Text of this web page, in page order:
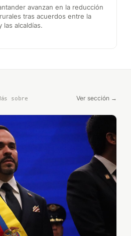
avanzan en la reducción
tras acuerdos entre la
las alcaldías.
sobre Ver sección →